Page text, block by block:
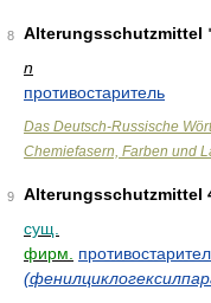
8
Alterungsschutzmittel
n
противостаритель
Das Deutsch-Russische
Chemiefasern, Farben und
9
Alterungsschutzmittel
сущ.
фирм.